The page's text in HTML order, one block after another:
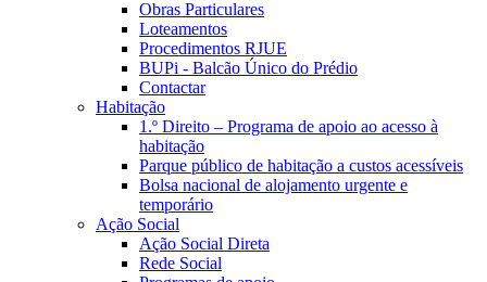
Obras Particulares
Loteamentos
Procedimentos RJUE
BUPi - Balcão Único do Prédio
Contactar
Habitação
1.º Direito – Programa de apoio ao acesso à
habitação
Parque público de habitação a custos acessíveis
Bolsa nacional de alojamento urgente e
temporário
Ação Social
Ação Social Direta
Rede Social